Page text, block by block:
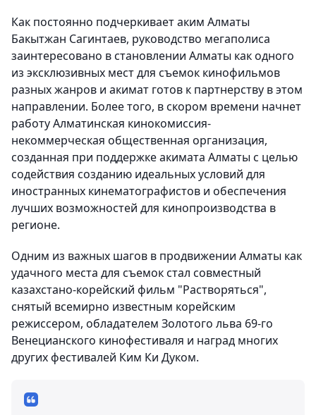
Как постоянно подчеркивает аким Алматы
Бакытжан Сагинтаев, руководство мегаполиса
заинтересовано в становлении Алматы как одного
из эксклюзивных мест для съемок кинофильмов
разных жанров и акимат готов к партнерству в этом
направлении. Более того, в скором времени начнет
работу Алматинская кинокомиссия-
некоммерческая общественная организация,
созданная при поддержке акимата Алматы с целью
содействия созданию идеальных условий для
иностранных кинематографистов и обеспечения
лучших возможностей для кинопроизводства в
регионе.
Одним из важных шагов в продвижении Алматы как
удачного места для съемок стал совместный
казахстано-корейский фильм "Растворяться",
снятый всемирно известным корейским
режиссером, обладателем Золотого льва 69-го
Венецианского кинофестиваля и наград многих
других фестивалей Ким Ки Дуком.